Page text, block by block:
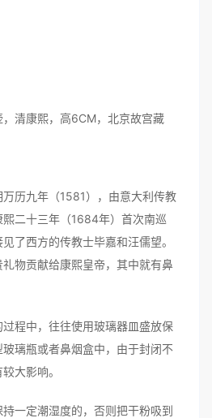
清康熙，高6CM，北京故宫藏
历九年（1581），由意大利传教
二十三年（1684年）首次南巡
了西方的传教士毕嘉和汪儒望。
物贡献给康熙皇帝，其中就有鼻
程中，往往使用玻璃器皿盛放保
璃瓶或者鼻烟盒中，由于封闭不
大影响。
一定潮湿度的，否则把干粉吸到